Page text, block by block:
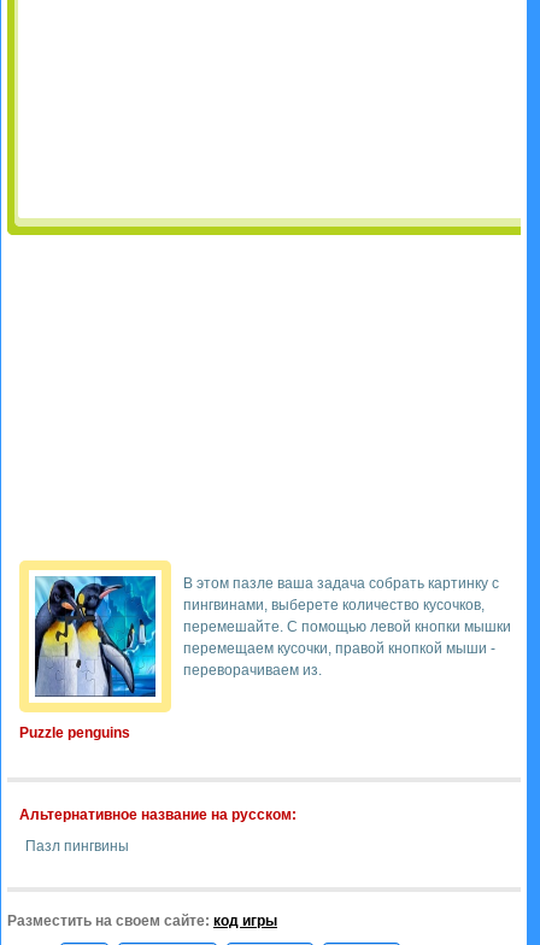
Puzzle penguins
В этом пазле ваша задача собрать картинку с
пингвинами, выберете количество кусочков,
перемешайте. С помощью левой кнопки мышки
перемещаем кусочки, правой кнопкой мыши -
переворачиваем из.
Альтернативное название на русском:
Пазл пингвины
Разместить на своем сайте: код игры